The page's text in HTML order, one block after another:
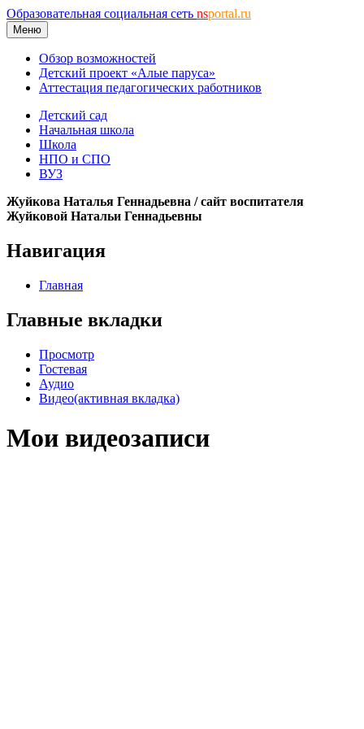
Образовательная социальная сеть nsportal.ru
Меню
Обзор возможностей
Детский проект «Алые паруса»
Аттестация педагогических работников
Детский сад
Начальная школа
Школа
НПО и СПО
ВУЗ
Жуйкова Наталья Геннадьевна / сайт воспитателя
Жуйковой Натальи Геннадьевны
Навигация
Главная
Главные вкладки
Просмотр
Гостевая
Аудио
Видео(активная вкладка)
Мои видеозаписи